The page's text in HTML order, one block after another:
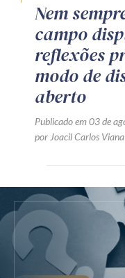
Nem
campo
reflexões
modo de
aberto
Publicado em 03 de
por Joacil Carlos